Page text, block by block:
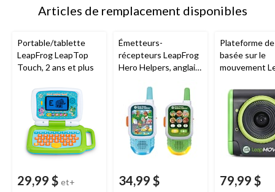
Articles de remplacement disponibles
Portable/tablette
LeapFrog LeapTop
Touch, 2 ans et plus
29,99 $ et+
Émetteurs-
récepteurs LeapFrog
Hero Helpers, anglais,
34,99 $
Plateforme
basée sur le
mouvement
anglais
79,99 $